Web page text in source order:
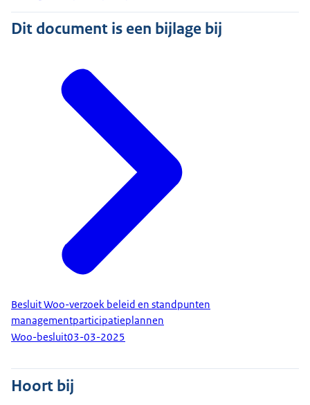
Dit document is een bijlage bij
Besluit Woo-verzoek beleid en standpunten
managementparticipatieplannen
Woo-besluit03-03-2025
Hoort bij